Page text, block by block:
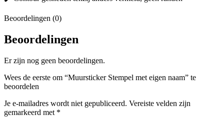
Beoordelingen (0)
Beoordelingen
Er zijn nog geen beoordelingen.
Wees de eerste om “Muursticker Stempel met eigen naam” te
beoordelen
Je e-mailadres wordt niet gepubliceerd. Vereiste velden zijn
gemarkeerd met *